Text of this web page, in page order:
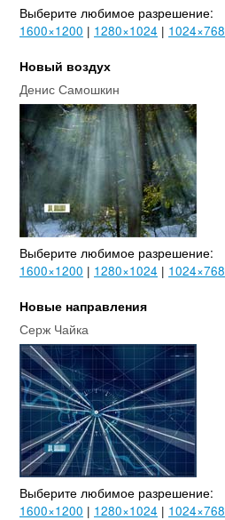
Выберите любимое разрешение:
1600×1200 | 1280×1024 | 1024×768
Новый воздух
Денис Самошкин
Выберите любимое разрешение:
1600×1200 | 1280×1024 | 1024×768
Новые направления
Серж Чайка
Выберите любимое разрешение:
1600×1200 | 1280×1024 | 1024×768